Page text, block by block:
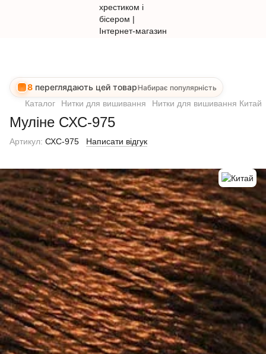
8 переглядають цей товар Набирає популярність
Каталог Нитки для вишивання Нитки для вишивання Китай
Муліне СХС-975
Артикул: СХС-975 Написати відгук